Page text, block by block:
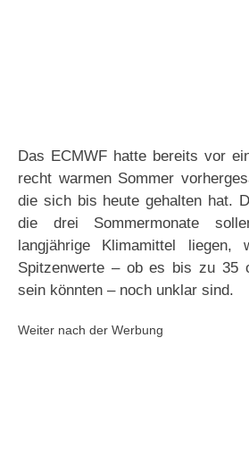
Das ECMWF hatte bereits vor
recht warmen Sommer
die sich bis heute gehalten hat.
die drei Sommermonate
langjährige Klimamittel liegen,
Spitzenwerte – ob es bis zu 35
sein könnten – noch unklar sind.
Weiter nach der Werbung